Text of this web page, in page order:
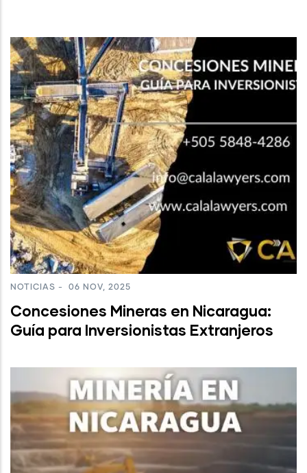
NOTICIAS - 06 NOV, 2025
Concesiones Mineras en Nicaragua:
Guía para Inversionistas Extranjeros